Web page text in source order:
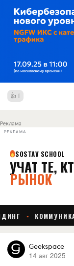
1
Реклама
РЕКЛАМА
Geekspace
14 авг 2025